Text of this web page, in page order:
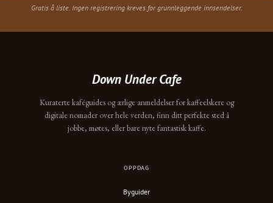
Gratis å liste. Ingen registrering kreves for grunnleggende innsendelser.
Down Under Cafe
Kuraterte kaféguides og ærlige anmeldelser for kaffeelskere og
digitale nomader over hele verden, finn ditt perfekte sted å
jobbe, møtes, eller bare nyte fantastisk kaffe.
OPPDAG
Byguider